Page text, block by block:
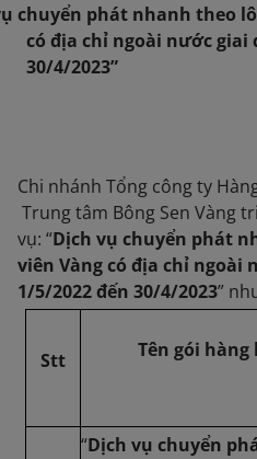
chuyển phát nhanh theo
có địa chỉ ngoài nước giai
30/4/2023”
Chi nhánh Tổng công ty
Trung tâm Bông Sen Vàng
vụ: “Dịch vụ chuyển phát
viên Vàng có địa chỉ ngoài
1/5/2022 đến 30/4/2023”
Stt Tên gói hàng
“Dịch vụ chuyển